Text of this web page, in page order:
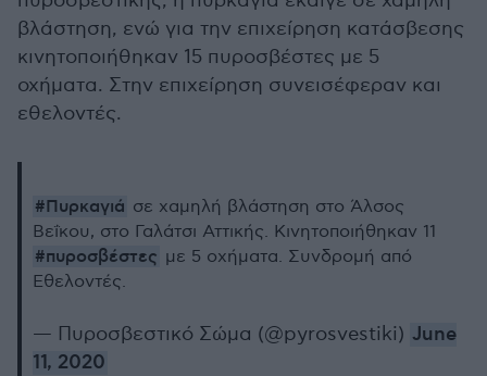
βλάστηση, ενώ για την επιχείρηση κατάσβεσης
κινητοποιήθηκαν 15 πυροσβέστες με 5
οχήματα. Στην επιχείρηση συνεισέφεραν και
εθελοντές.
#Πυρκαγιά σε χαμηλή βλάστηση στο Άλσος
Βεΐκου, στο Γαλάτσι Αττικής. Κινητοποιήθηκαν 11
#πυροσβέστες με 5 οχήματα. Συνδρομή από
Εθελοντές.
— Πυροσβεστικό Σώμα (@pyrosvestiki) June
11, 2020